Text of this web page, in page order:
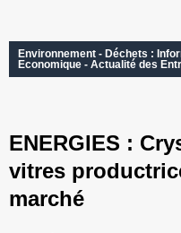
Environnement - Déchets :
Economique - Actualité des
ENERGIES :
vitres
marché